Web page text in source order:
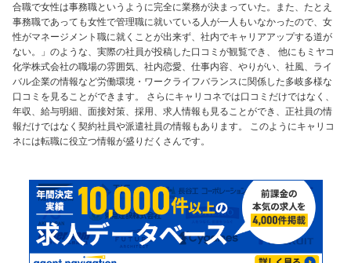
合職で女性は事務職というように完全に業務が決まっていた。また、たとえ
事務職であっても女性で管理職に就いている人が一人もいなかったので、女
性がマネージメント職に就くことが出来ず、社内でキャリアアップする道が
ない。」のような、実際の社員が投稿した口コミが観覧でき、 他にもミヤコ
化学株式会社の職場の雰囲気、社内恋愛、仕事内容、やりがい、社風、ライ
バル企業の情報など労働環境・ワークライフバランスに関係した多岐多様な
口コミを見ることができます。 さらにキャリコネでは口コミだけではなく、
年収、給与明細、面接対策、採用、求人情報も見ることができ、正社員の情
報だけではなく契約社員や派遣社員の情報もあります。 このようにキャリコ
ネには転職に役立つ情報が盛りだくさんです。